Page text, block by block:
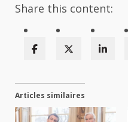
Share this content:
Articles similaires